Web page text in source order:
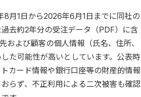
8月1日から2026年6月1日までに同社の
去約2年分の受注データ（PDF）に含
および顧客の個人情報（氏名、住所、
た可能性が高いとしています。公表時
カード情報や銀行口座等の財産的情報
らず、不正利用による二次被害も確認